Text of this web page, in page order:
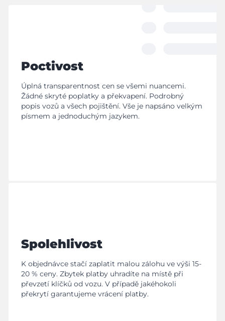
Poctivost
Úplná transparentnost cen se všemi nuancemi.
Žádné skryté poplatky a překvapení. Podrobný
popis vozů a všech pojištění. Vše je napsáno velkým
písmem a jednoduchým jazykem.
Spolehlivost
K objednávce stačí zaplatit malou zálohu ve výši 15-
20 % ceny. Zbytek platby uhradíte na místě při
převzetí klíčků od vozu. V případě jakéhokoli
překrytí garantujeme vrácení platby.